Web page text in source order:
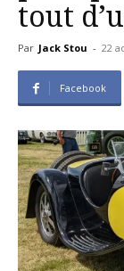
tout
Par Jack Stou - 22
Facebook